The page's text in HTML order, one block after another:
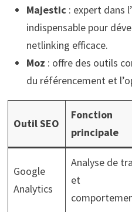
Majestic : expert dans
indispensable pour
netlinking efficace.
Moz : offre des outils
du référencement et
Outil SEO
Fonction
principale
Google
Analytics
Analyse de
et